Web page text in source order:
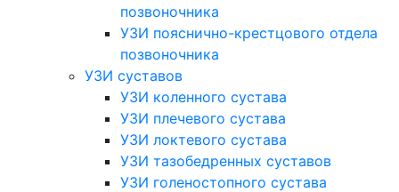
позвоночника
УЗИ пояснично-крестцового отдела
позвоночника
УЗИ суставов
УЗИ коленного сустава
УЗИ плечевого сустава
УЗИ локтевого сустава
УЗИ тазобедренных суставов
УЗИ голеностопного сустава